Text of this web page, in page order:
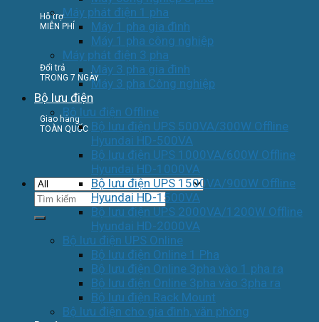
Hỗ trợ
MIỄN PHÍ
Đổi trả
TRONG 7 NGÀY
Giao hàng
TOÀN QUỐC
Tìm
kiếm:
Máy phát điện 1 pha
Máy 1 pha gia đình
Máy 1 pha công nghiệp
Máy phát điện 3 pha
Máy 3 pha gia đình
Máy 3 pha Công nghiệp
Bộ lưu điện
Bộ lưu điện Offline
Bộ lưu điện UPS 500VA/300W Offline
Hyundai HD-500VA
Bộ lưu điện UPS 1000VA/600W Offline
Hyundai HD-1000VA
Bộ lưu điện UPS 1500VA/900W Offline
Hyundai HD-1500VA
Bộ lưu điện UPS 2000VA/1200W Offline
Hyundai HD-2000VA
Bộ lưu điện UPS Online
Bộ lưu điện Online 1 Pha
Bộ lưu điện Online 3pha vào 1 pha ra
Bộ lưu điện Online 3pha vào 3pha ra
Bộ lưu điện Rack Mount
Bộ lưu điện cho gia đình, văn phòng